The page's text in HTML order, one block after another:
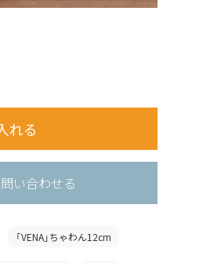
い合わせる
「VENA」ちゃわん12cm